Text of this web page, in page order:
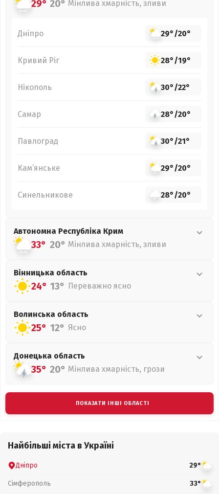
29° 20° Мінлива хмарність, зливи
Дніпро 29°/20°
Кривий Ріг 28°/19°
Нікополь 30°/22°
Самар 28°/20°
Павлоград 30°/21°
Кам’янське 29°/20°
Синельникове 28°/20°
Автономна Республіка Крим
33° 20° Мінлива хмарність, зливи
Вінницька область
24° 13° Переважно ясно
Волинська область
25° 12° Ясно
Донецька область
35° 20° Мінлива хмарність, грози
ПОКАЗАТИ ІНШІ ОБЛАСТІ
Найбільші міста в Україні
Дніпро 29°
Сімферополь 33°